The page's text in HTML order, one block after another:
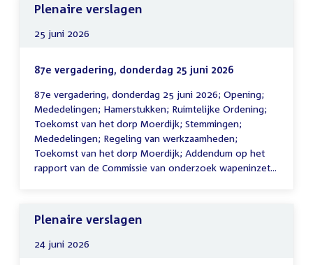
Plenaire verslagen
25 juni 2026
87e vergadering, donderdag 25 juni 2026
87e vergadering, donderdag 25 juni 2026; Opening;
Mededelingen; Hamerstukken; Ruimtelijke Ordening;
Toekomst van het dorp Moerdijk; Stemmingen;
Mededelingen; Regeling van werkzaamheden;
Toekomst van het dorp Moerdijk; Addendum op het
rapport van de Commissie van onderzoek wapeninzet...
Plenaire verslagen
24 juni 2026